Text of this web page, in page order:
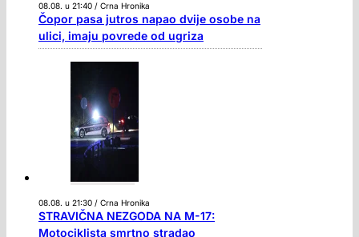
08.08. u 21:40 / Crna Hronika
Čopor pasa jutros napao dvije osobe na
ulici, imaju povrede od ugriza
08.08. u 21:30 / Crna Hronika
STRAVIČNA NEZGODA NA M-17:
Motociklista smrtno stradao